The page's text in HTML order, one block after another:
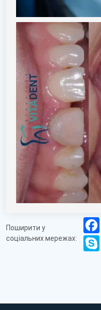
Поширити у
соціальних мережах: